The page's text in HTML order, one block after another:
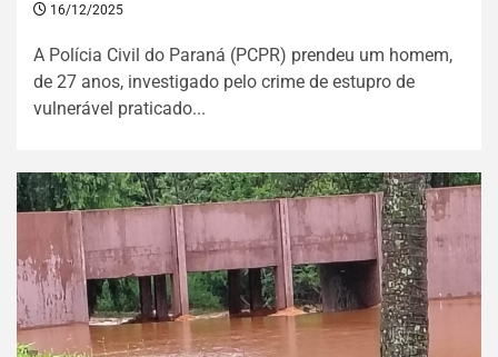
16/12/2025
A Polícia Civil do Paraná (PCPR) prendeu um homem,
de 27 anos, investigado pelo crime de estupro de
vulnerável praticado...